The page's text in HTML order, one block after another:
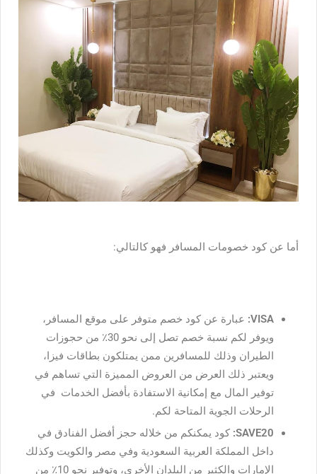
أما عن كود خصومات المسافر فهو كالتالي:
VISA: عبارة عن كود خصم متوفر على موقع المسافر،
ويوفر لكم نسبة خصم تصل إلى نحو 30٪ من حجوزات
الطيران وذلك للمسافرين ممن يمتلكون بطاقات فيزا،
ويعتبر ذلك العرض من العروض المميزة التي تساهم في
توفير المال مع إمكانية الاستفادة بأفضل الخدمات في
الرحلات الجوية المتاحة لكم.
SAVE20: كود يمكنكم من خلاله حجز أفضل الفنادق في
داخل المملكة العربية السعودية وفي مصر والكويت وكذلك
الإمارات والكثير من البلدان الأخرى، وتوفير نحو 10٪ من